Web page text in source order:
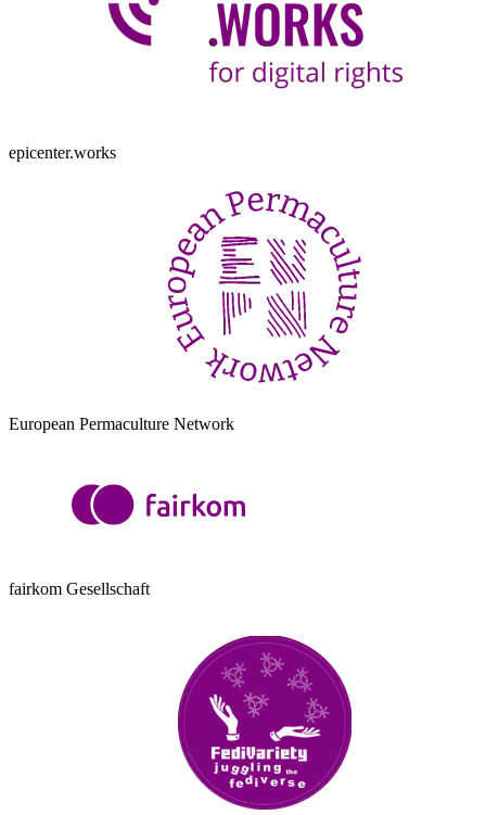
epicenter.works
European Permaculture Network
fairkom Gesellschaft